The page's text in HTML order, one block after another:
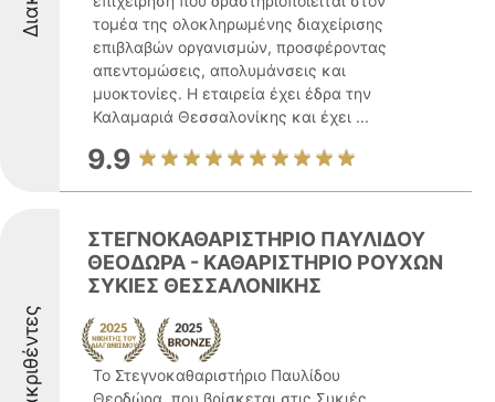
τομέα της ολοκληρωμένης διαχείρισης
επιβλαβών οργανισμών, προσφέροντας
απεντομώσεις, απολυμάνσεις και
μυοκτονίες. Η εταιρεία έχει έδρα την
Καλαμαριά Θεσσαλονίκης και έχει ...
9.9
Διακριθέντες
ΣΤΕΓΝΟΚΑΘΑΡΙΣΤΗΡΙΟ ΠΑΥΛΙΔΟΥ
ΘΕΟΔΩΡΑ - ΚΑΘΑΡΙΣΤΗΡΙΟ ΡΟΥΧΩΝ
ΣΥΚΙΕΣ ΘΕΣΣΑΛΟΝΙΚΗΣ
Το Στεγνοκαθαριστήριο Παυλίδου
Θεοδώρα, που βρίσκεται στις Συκιές